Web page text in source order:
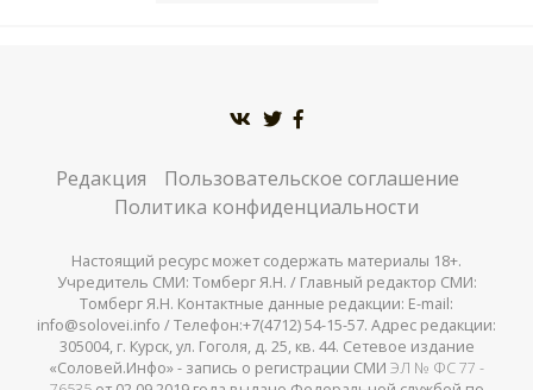
Редакция
Пользовательское соглашение
Политика конфиденциальности
Настоящий ресурс может содержать материалы 18+.
Учредитель СМИ: Томберг Я.Н. / Главный редактор СМИ:
Томберг Я.Н. Контактные данные редакции: E-mail:
info@solovei.info / Телефон:+7(4712) 54-15-57. Адрес редакции:
305004, г. Курск, ул. Гоголя, д. 25, кв. 44. Сетевое издание
«Соловей.Инфо» - запись о регистрации СМИ ЭЛ № ФС 77 -